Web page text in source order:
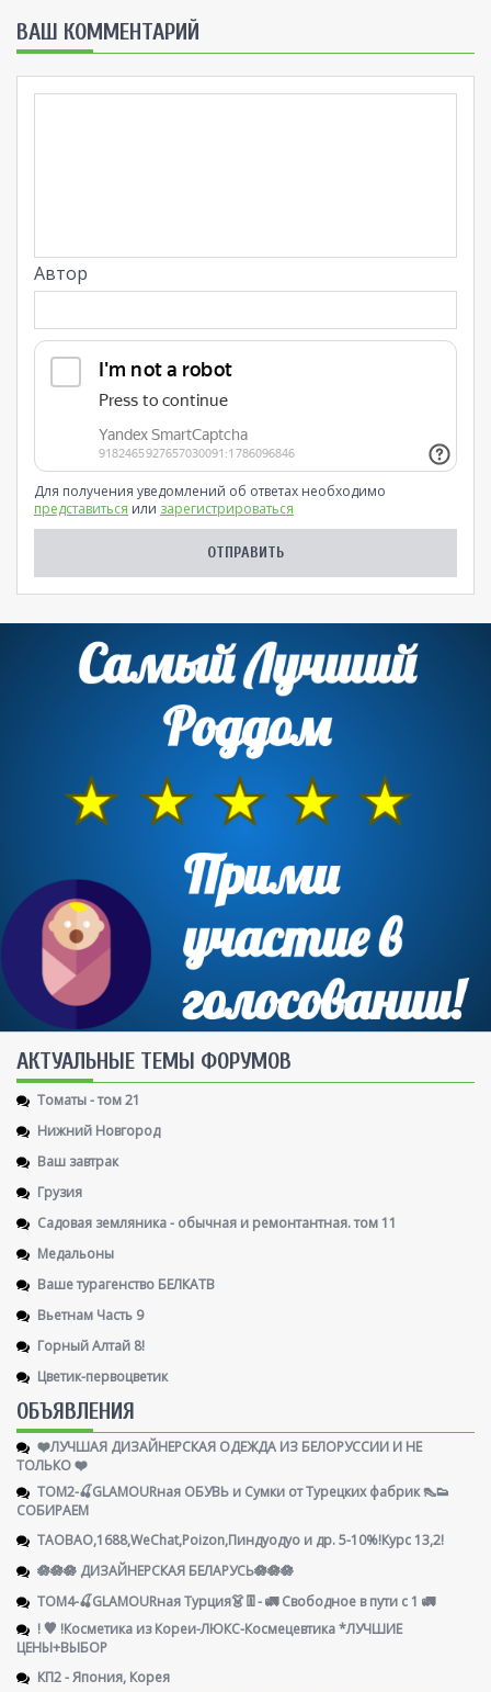
ВАШ КОММЕНТАРИЙ
Автор
Для получения уведомлений об ответах необходимо
представиться или зарегистрироваться
AКТУАЛЬНЫЕ ТЕМЫ ФОРУМОВ
Томаты - том 21
Нижний Новгород
Ваш завтрак
Грузия
Садовая земляника - обычная и ремонтантная. том 11
Медальоны
Ваше турагенство БЕЛКАТВ
Вьетнам Часть 9
Горный Алтай 8!
Цветик-первоцветик
ОБЪЯВЛЕНИЯ
❤️ЛУЧШАЯ ДИЗАЙНЕРСКАЯ ОДЕЖДА ИЗ БЕЛОРУССИИ И НЕ
ТОЛЬКО ❤️
ТОМ2-🍒GLAMOURная ОБУВЬ и Сумки от Турецких фабрик 👠👟
СОБИРАЕМ
TAOBAO,1688,WeChat,Poizon,Пиндуодуо и др. 5-10%!Курс 13,2!
🪷🪷🪷 ДИЗАЙНЕРСКАЯ БЕЛАРУСЬ🪷🪷🪷
ТОМ4-🍒GLAMOURная Турция👗👖- 🚛 Свободное в пути с 1 🚛
! 🧡 !Косметика из Кореи-ЛЮКС-Космецевтика *ЛУЧШИЕ
ЦЕНЫ+ВЫБОР
КП2 - Япония, Корея